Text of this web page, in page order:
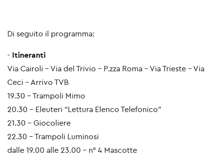
Di seguito il programma:
- Itineranti
Via Cairoli - Via del Trivio - P.zza Roma - Via Trieste - Via
Ceci - Arrivo TVB
19.30 - Trampoli Mimo
20.30 - Eleuteri “Lettura Elenco Telefonico”
21.30 - Giocoliere
22.30 - Trampoli Luminosi
dalle 19.00 alle 23.00 - n° 4 Mascotte